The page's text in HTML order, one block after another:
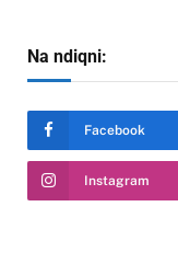
Na ndiqni:
Facebook
Instagram